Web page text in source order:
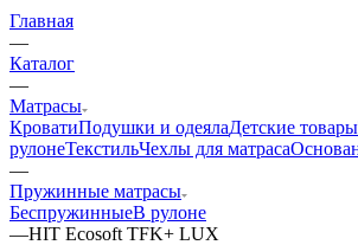
Главная
—
Каталог
—
Матрасы
КроватиПодушки и одеялаДетские товары
рулонеТекстильЧехлы для матраса
—
Пружинные матрасы
БеспружинныеВ рулоне
—HIT Ecosoft TFK+ LUX